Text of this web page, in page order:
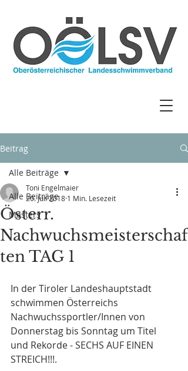
Beitrag
Alle Beiträge
Masters
Alle Beiträge
Österr.
Nachwuchsmeisterschaf
ten TAG 1
Toni Engelmaier
20. Juli 2018 1 Min. Lesezeit
In der Tiroler Landeshauptstadt
schwimmen Österreichs
Nachwuchssportler/Innen von
Donnerstag bis Sonntag um Titel
und Rekorde - SECHS AUF EINEN
STREICH!!!.